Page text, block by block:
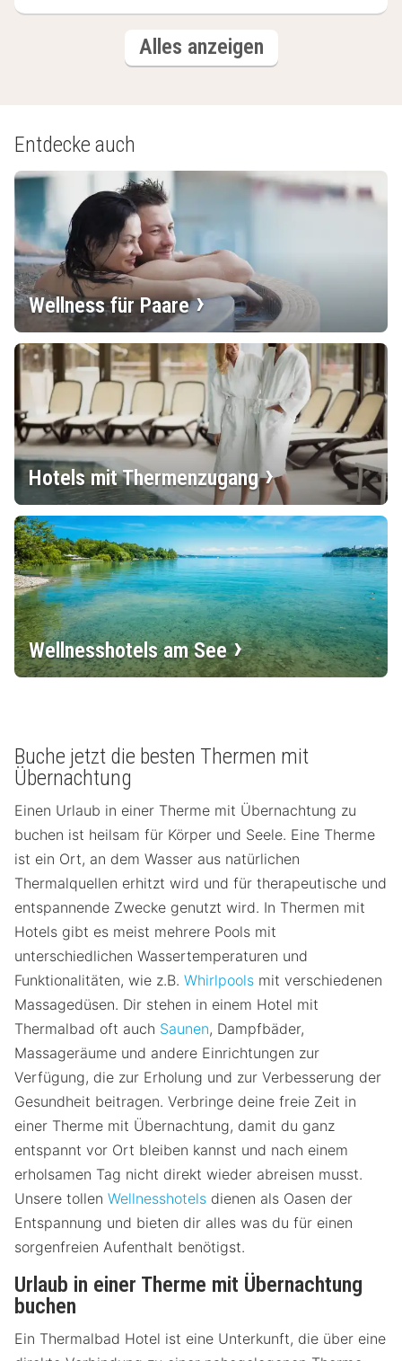
Alles anzeigenHotels
Entdecke auch
Wellness für Paare
Hotels mit Thermenzugang
Wellnesshotels am See
Buche jetzt die besten Thermen mit
Übernachtung
Einen Urlaub in einer Therme mit Übernachtung zu
buchen ist heilsam für Körper und Seele. Eine Therme
ist ein Ort, an dem Wasser aus natürlichen
Thermalquellen erhitzt wird und für therapeutische und
entspannende Zwecke genutzt wird. In Thermen mit
Hotels gibt es meist mehrere Pools mit
unterschiedlichen Wassertemperaturen und
Funktionalitäten, wie z.B. Whirlpools mit verschiedenen
Massagedüsen. Dir stehen in einem Hotel mit
Thermalbad oft auch Saunen, Dampfbäder,
Massageräume und andere Einrichtungen zur
Verfügung, die zur Erholung und zur Verbesserung der
Gesundheit beitragen. Verbringe deine freie Zeit in
einer Therme mit Übernachtung, damit du ganz
entspannt vor Ort bleiben kannst und nach einem
erholsamen Tag nicht direkt wieder abreisen musst.
Unsere tollen Wellnesshotels dienen als Oasen der
Entspannung und bieten dir alles was du für einen
sorgenfreien Aufenthalt benötigst.
Urlaub in einer Therme mit Übernachtung
buchen
Ein Thermalbad Hotel ist eine Unterkunft, die über eine